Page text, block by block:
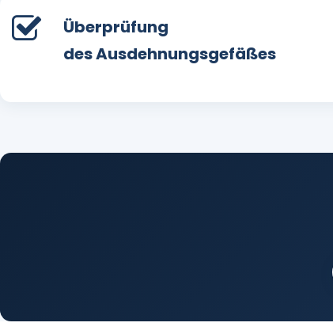
Überprüfung
des Ausdehnungsgefäßes